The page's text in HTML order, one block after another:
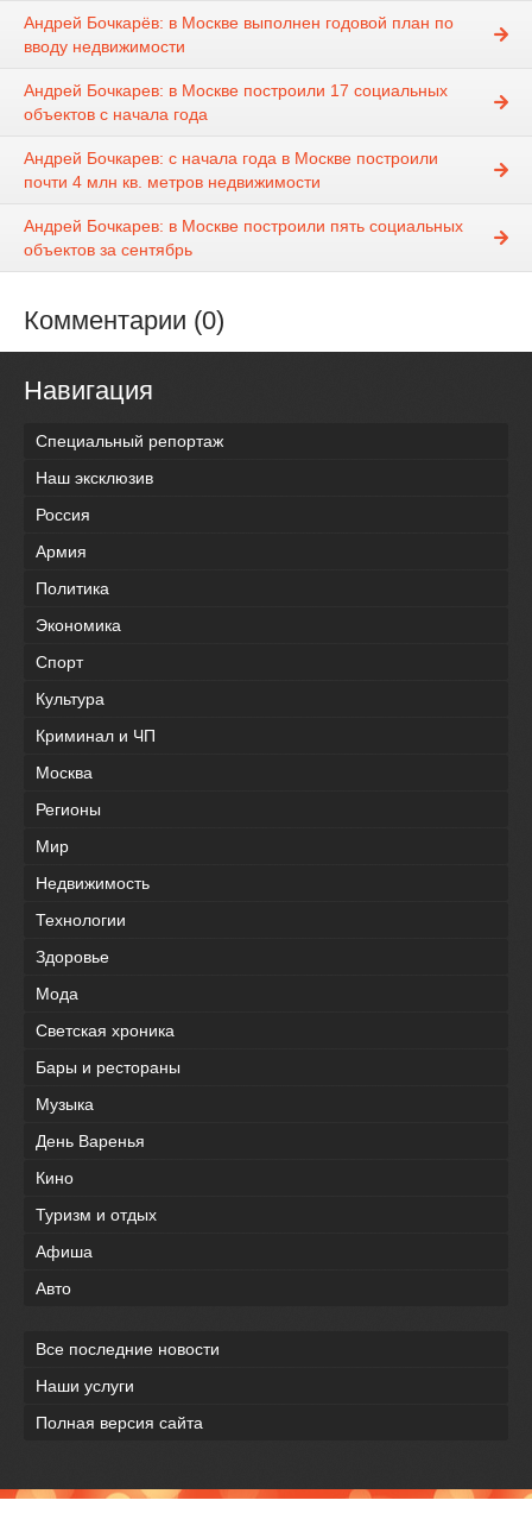
Андрей Бочкарёв: в Москве выполнен годовой план по
вводу недвижимости
Андрей Бочкарев: в Москве построили 17 социальных
объектов с начала года
Андрей Бочкарев: с начала года в Москве построили
почти 4 млн кв. метров недвижимости
Андрей Бочкарев: в Москве построили пять социальных
объектов за сентябрь
Комментарии (0)
Навигация
Специальный репортаж
Наш эксклюзив
Россия
Армия
Политика
Экономика
Спорт
Культура
Криминал и ЧП
Москва
Регионы
Мир
Недвижимость
Технологии
Здоровье
Мода
Светская хроника
Бары и рестораны
Музыка
День Варенья
Кино
Туризм и отдых
Афиша
Авто
Все последние новости
Наши услуги
Полная версия сайта